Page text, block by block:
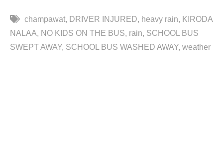
champawat DRIVER INJURED heavy rain
KIRODA
NALAA
NO KIDS ON THE BUS rain SCHOOL BUS
SWEPT AWAY SCHOOL BUS WASHED AWAY weather